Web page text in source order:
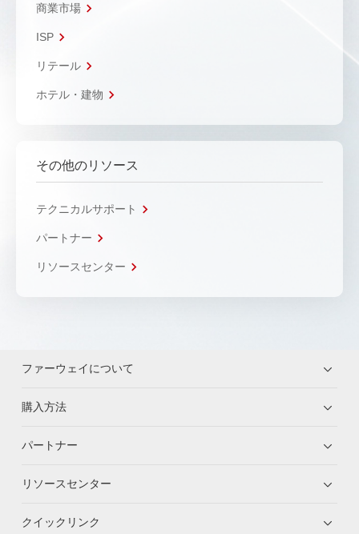
商業市場
ISP
リテール
ホテル・建物
その他のリソース
テクニカルサポート
パートナー
リソースセンター
ファーウェイについて
購入方法
パートナー
リソースセンター
クイックリンク